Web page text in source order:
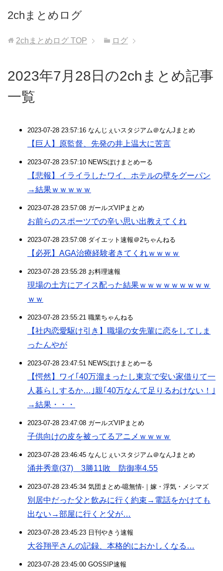
2chまとめログ
2chまとめログ TOP ログ
2023年7月28日の2chまとめ記事
一覧
2023-07-28 23:57:16 なんじぇいスタジアム＠なんJまとめ
【巨人】原監督、先発の井上温大に苦言
2023-07-28 23:57:10 NEWSぽけまとめーる
【悲報】イライラしたワイ、ホテルの壁をグーパン
→結果ｗｗｗｗｗ
2023-07-28 23:57:08 ガールズVIPまとめ
お前らのスポーツでの辛い思い出教えてくれ
2023-07-28 23:57:08 ダイエット速報＠2ちゃんねる
【必死】AGA治療経験者きてくれｗｗｗｗ
2023-07-28 23:55:28 お料理速報
現場の土方にアイス配った結果ｗｗｗｗｗｗｗｗｗ
ｗｗ
2023-07-28 23:55:21 職業ちゃんねる
【社内恋愛駆け引き】職場の女先輩に恋をしてしま
ったんやが
2023-07-28 23:47:51 NEWSぽけまとめーる
【愕然】ワイ｢40万溜まったし東京で安い家借りて一
人暮らしするか…｣親｢40万なんて足りるわけない！｣
→結果・・・
2023-07-28 23:47:08 ガールズVIPまとめ
子供向けの皮を被ってるアニメｗｗｗｗ
2023-07-28 23:46:45 なんじぇいスタジアム＠なんJまとめ
涌井秀章(37) 3勝11敗 防御率4.55
2023-07-28 23:45:34 気団まとめ-噫無情-｜嫁・浮気・メシマズ
別居中だった父と飲みに行く約束→電話をかけても
出ない→部屋に行くと父が…
2023-07-28 23:45:23 日刊やきう速報
大谷翔平さんの記録、本格的におかしくなる…
2023-07-28 23:45:00 GOSSIP速報